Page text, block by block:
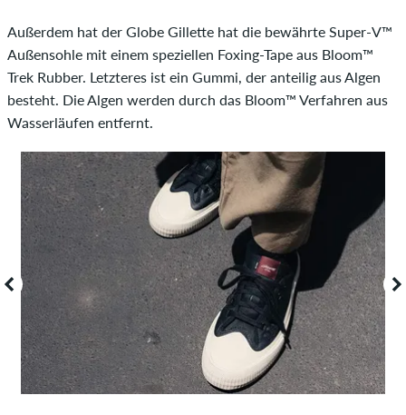
Außerdem hat der Globe Gillette hat die bewährte Super-V™
Außensohle mit einem speziellen Foxing-Tape aus Bloom™
Trek Rubber. Letzteres ist ein Gummi, der anteilig aus Algen
besteht. Die Algen werden durch das Bloom™ Verfahren aus
Wasserläufen entfernt.